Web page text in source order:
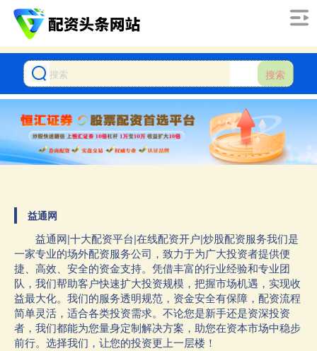
搜索
益通网
益通网|十大配资平台|在线配资开户|炒股配资服务我们是
一家专业的场外配资服务公司，致力于为广大投资者提供便
捷、高效、安全的资金支持。凭借丰富的行业经验和专业团
队，我们帮助客户快速扩大投资规模，把握市场机遇，实现收
益最大化。我们的服务透明规范，资金安全有保障，配资流程
简单灵活，适合各类投资需求。不论您是新手还是资深投资
者，我们都能为您量身定制解决方案，助您在资本市场中稳步
前行。选择我们，让您的投资更上一层楼！